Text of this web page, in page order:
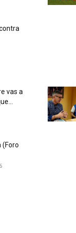
vas a
(Foro